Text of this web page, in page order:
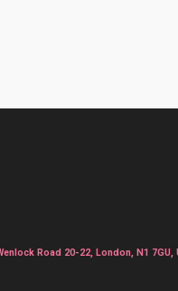
Road 20-22, London, N1